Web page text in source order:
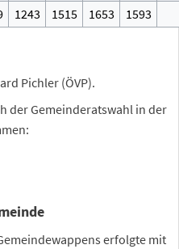
1243 1515 1653 1593
Pichler (ÖVP).
der Gemeinderatswahl in der
erfolgte mit